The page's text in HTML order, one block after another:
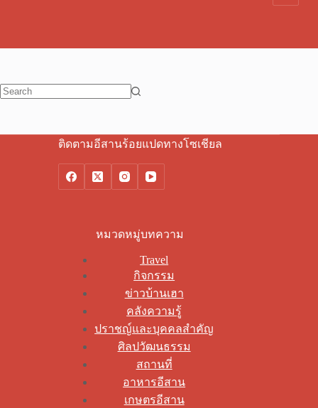
ติดตามอีสานร้อยแปดทางโซเชียล
หมวดหมู่บทความ
Travel
กิจกรรม
ข่าวบ้านเฮา
คลังความรู้
ปราชญ์และบุคคลสำคัญ
ศิลปวัฒนธรรม
สถานที่
อาหารอีสาน
เกษตรอีสาน